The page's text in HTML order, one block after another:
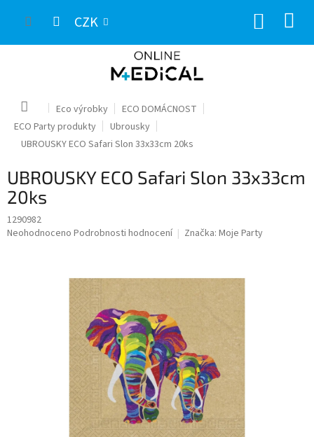
CZK
Domů Eco výrobky
ECO DOMÁCNOST
ECO Party produkty
Ubrousky
UBROUSKY ECO Safari Slon 33x33cm 20ks
UBROUSKY ECO Safari Slon 33x33cm
20ks
1290982
Průměrné
Neohodnoceno Podrobnosti hodnocení Značka: Moje Party